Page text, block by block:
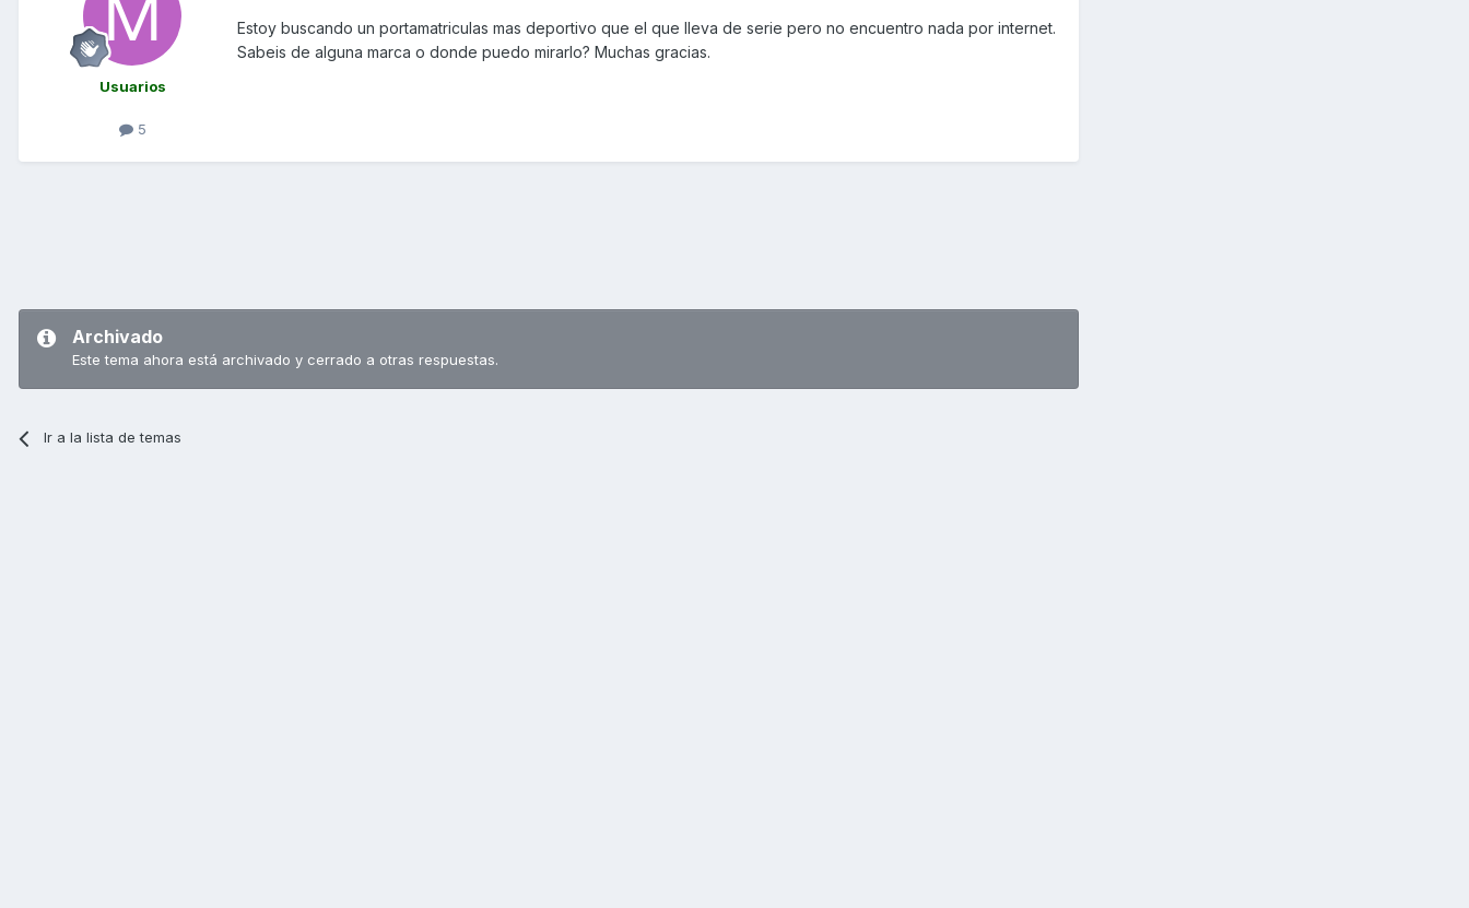
Usuarios
5
Estoy buscando un portamatriculas mas deportivo que el que lleva de serie pero no encuentro nada por internet.
Sabeis de alguna marca o donde puedo mirarlo? Muchas gracias.
Archivado
Este tema ahora está archivado y cerrado a otras respuestas.
Ir a la lista de temas